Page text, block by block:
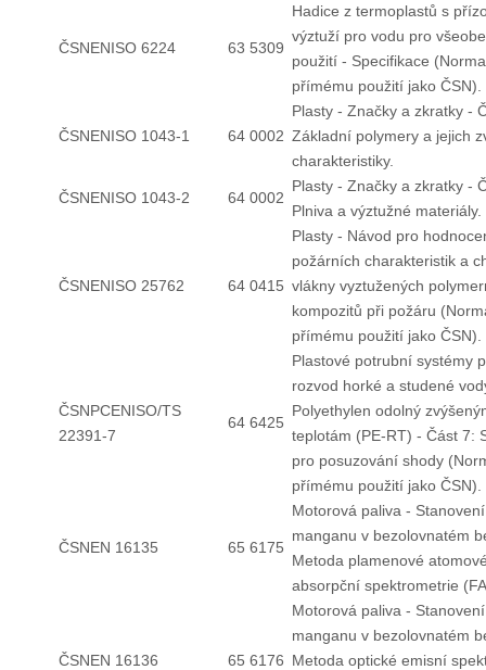
ČSNENISO 6224 63 5309
Hadice z termoplastů s
výztuží pro vodu pro
použití - Specifikace
přímému použití jako ČSN).
ČSNENISO 1043-1 64 0002
Plasty - Značky a zkratky -
Základní polymery a jejich
charakteristiky.
ČSNENISO 1043-2 64 0002
Plasty - Značky a zkratky -
Plniva a výztužné materiály.
ČSNENISO 25762 64 0415
Plasty - Návod pro
požárních charakteristik a
vlákny vyztužených
kompozitů při požáru
přímému použití jako ČSN).
ČSNPCENISO/TS
22391-7
64 6425
Plastové potrubní systémy
rozvod horké a studené
Polyethylen odolný
teplotám (PE-RT) - Část 7:
pro posuzování shody
přímému použití jako ČSN).
ČSNEN 16135 65 6175
Motorová paliva -
manganu v bezolovnatém
Metoda plamenové
absorpční spektrometrie
ČSNEN 16136 65 6176
Motorová paliva -
manganu v bezolovnatém
Metoda optické emisní